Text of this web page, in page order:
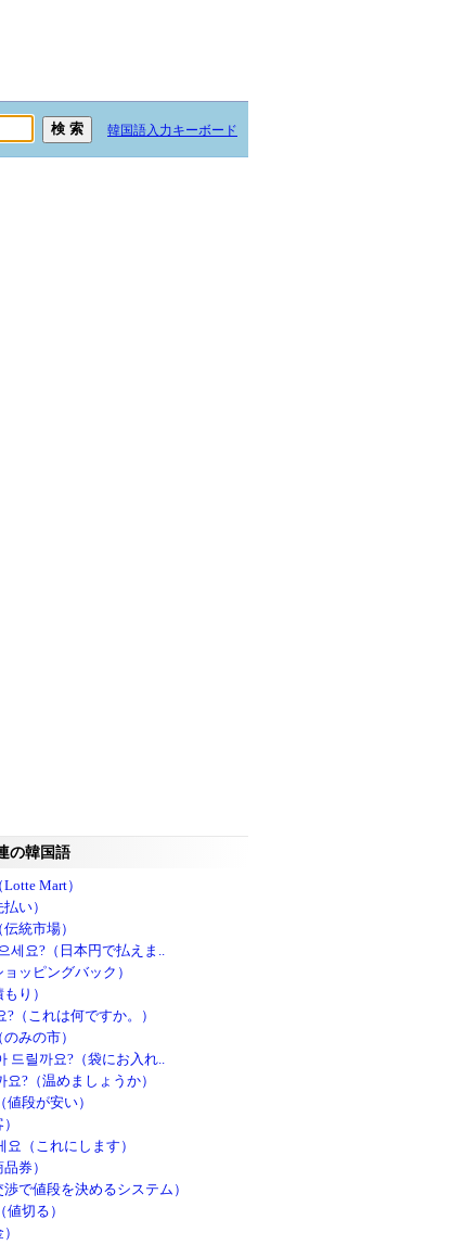
韓国語入力キーボード
の韓国語
Mart）
い）
統市場）
세요?（日本円で払えま..
ッピングバック）
り）
?（これは何ですか。）
みの市）
드릴까요?（袋にお入れ..
요?（温めましょうか）
値段が安い）
요（これにします）
券）
で値段を決めるシステム）
値切る）